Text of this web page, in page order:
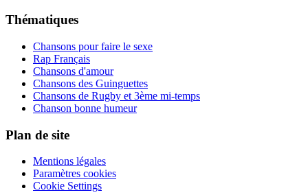
Thématiques
Chansons pour faire le sexe
Rap Français
Chansons d'amour
Chansons des Guinguettes
Chansons de Rugby et 3ème mi-temps
Chanson bonne humeur
Plan de site
Mentions légales
Paramètres cookies
Cookie Settings